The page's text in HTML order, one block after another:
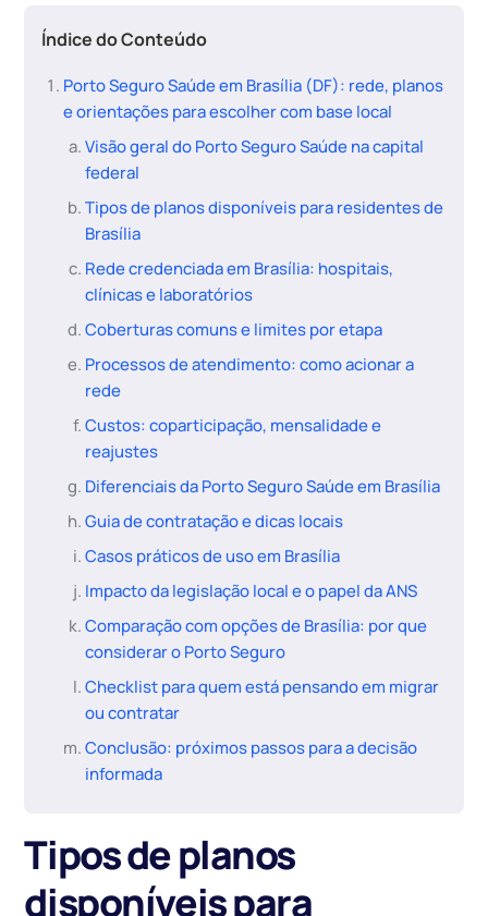
Índice do Conteúdo
Porto Seguro Saúde em Brasília (DF): rede, planos
e orientações para escolher com base local
Visão geral do Porto Seguro Saúde na capital
federal
Tipos de planos disponíveis para residentes de
Brasília
Rede credenciada em Brasília: hospitais,
clínicas e laboratórios
Coberturas comuns e limites por etapa
Processos de atendimento: como acionar a
rede
Custos: coparticipação, mensalidade e
reajustes
Diferenciais da Porto Seguro Saúde em Brasília
Guia de contratação e dicas locais
Casos práticos de uso em Brasília
Impacto da legislação local e o papel da ANS
Comparação com opções de Brasília: por que
considerar o Porto Seguro
Checklist para quem está pensando em migrar
ou contratar
Conclusão: próximos passos para a decisão
informada
Tipos de planos
disponíveis para